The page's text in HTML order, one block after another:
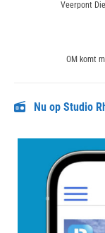
navigatiePrevious
Veerpont
Next
OM komt
Nu op Studio